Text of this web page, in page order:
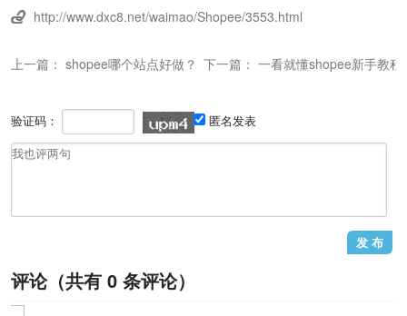
 http://www.dxc8.net/waimao/Shopee/3553.html
上一篇： shopee哪个站点好做？ 下一篇： 一看就懂shopee新手教程
验证码： 匿名发表
评论（共有 0 条评论）